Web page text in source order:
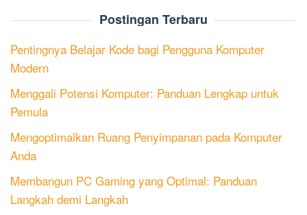
Postingan Terbaru
Pentingnya Belajar Kode bagi Pengguna Komputer
Modern
Menggali Potensi Komputer: Panduan Lengkap untuk
Pemula
Mengoptimalkan Ruang Penyimpanan pada Komputer
Anda
Membangun PC Gaming yang Optimal: Panduan
Langkah demi Langkah